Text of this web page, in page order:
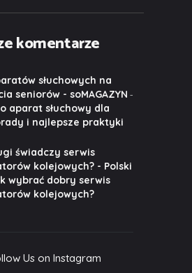
komentarze
słuchowych na
seniorów - soMAGAZYN -
aparat słuchowy dla
i najlepsze praktyki
świadczy serwis
kolejowych? - Polski
wybrać dobry serwis
kolejowych?
Us on Instagram